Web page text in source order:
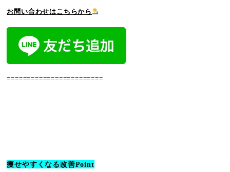
お問い合わせはこちらから
========================
痩せやすくなる改善Point